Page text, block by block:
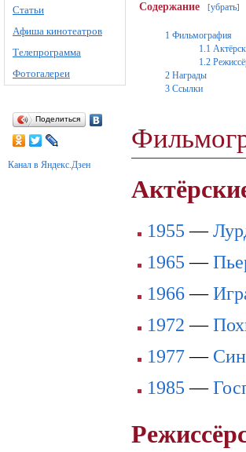
Статьи
Афиша кинотеатров
Телепрограмма
Фотогалереи
Поделиться
Канал в Яндекс.Дзен
Содержание [убрать]
1 Фильмография
1.1
1.2
2 Награды
3 Ссылки
1955 —
1965 —
1966—
1972 —
1977—
1985 —